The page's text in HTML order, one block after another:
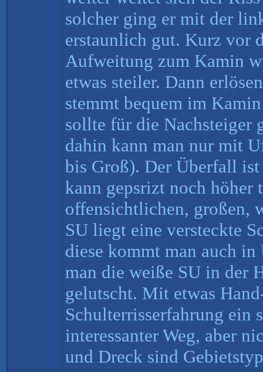
solcher ging er mit der
erstaunlich gut. Kurz vor
Aufweitung zum Kamin
etwas steiler. Dann
stemmt bequem im
sollte für die Nachsteiger
dahin kann man nur mit
bis Groß). Der Überfall
kann gepsrizt noch höher
offensichtlichen, großen,
SU liegt eine versteckte
diese kommt man auch
man die weiße SU in der
gelutscht. Mit etwas
Schulterrisserfahrung ein
interessanter Weg, aber
und Dreck sind